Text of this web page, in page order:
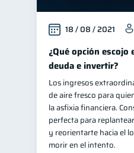
18 / 08 / 2021
¿Qué opción
deuda e invertir?
Los ingresos
de aire fresco para
la asfixia financiera.
perfecta para
y reorientarte hacia el
morir en el intento.